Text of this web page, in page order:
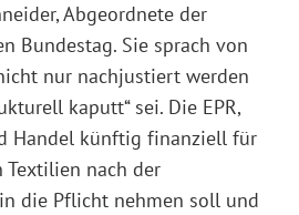
Abgeordnete der
Bundestag. Sie sprach von
nur nachjustiert werden
kaputt“ sei. Die EPR,
Handel künftig finanziell für
nach der
die Pflicht nehmen soll und